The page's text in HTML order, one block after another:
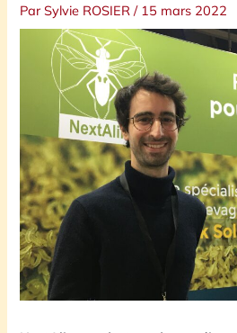
ParSylvie ROSIER/ 15 mars 2022